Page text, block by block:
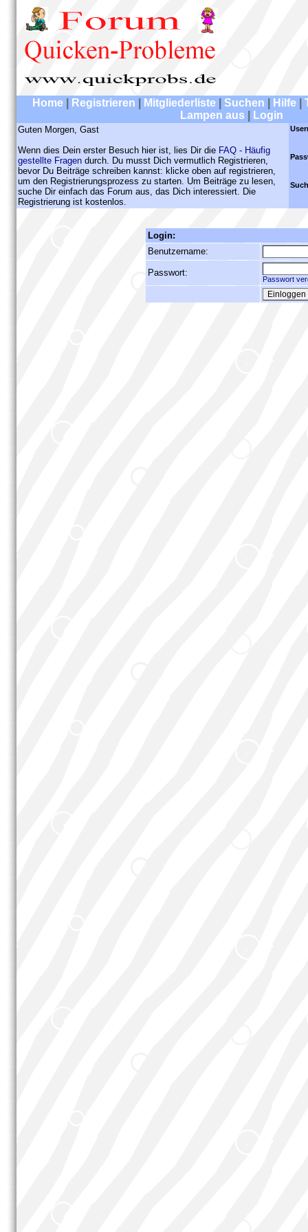
Home Registrieren Mitgliederliste Suchen Hilfe
Lampen aus
Login
Guten Morgen, Gast
Wenn dies Dein erster Besuch hier ist, lies Dir die FAQ - Häufig
gestellte Fragen durch. Du musst Dich vermutlich Registrieren,
bevor Du Beiträge schreiben kannst: klicke oben auf registrieren,
um den Registrierungsprozess zu starten. Um Beiträge zu lesen,
suche Dir einfach das Forum aus, das Dich interessiert. Die
Registrierung ist kostenlos.
Login:
Benutzername:
Passwort:
Passwort